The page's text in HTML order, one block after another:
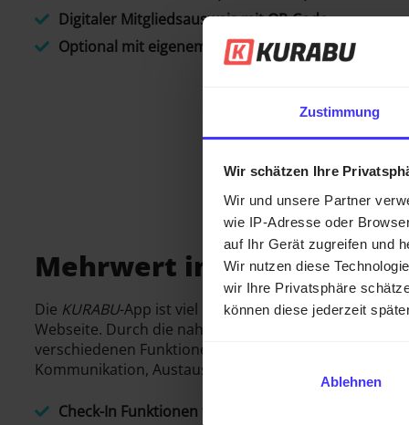
Zustimmung
Wir schätzen Ihre
Wir und unsere Partner
wie IP-Adresse oder
auf Ihr Gerät zugreifen und
Wir nutzen diese
wir Ihre Privatsphäre
können diese jederzeit
Ablehnen
Digitaler Mitgliedsausweis mit QR-Code
Optional mit eigenem Vereinslogo als App-Icon
Mehrwert in Echtzeit für
Die KURABU-App ist viel mehr als nur eine für das
Webseite. Durch die nahtlose Verknüpfung mit der
verschiedenen Funktionen für Mitglieder, Teamleiter
Kommunikation, Austausch und Mehrwert in Echtzeit.
Check-In Funktionen für Mitglieder und Teamleiter